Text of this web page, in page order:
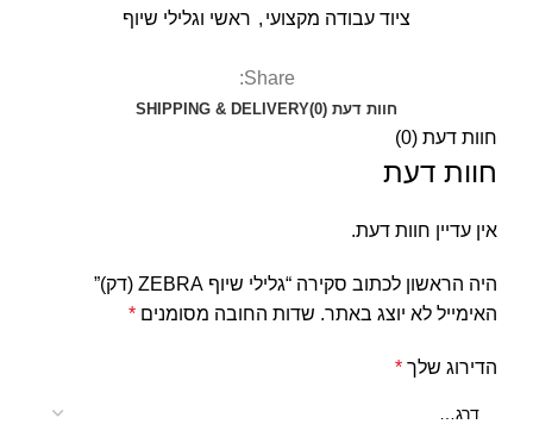
ציוד עבודה מקצועי , ראשי וגלילי שיוף
Share:
חוות דעת (0) SHIPPING & DELIVERY
חוות דעת (0)
חוות דעת
אין עדיין חוות דעת.
היה הראשון לכתוב סקירה “גלילי שיוף ZEBRA (דק)”
האימייל לא יוצג באתר. שדות החובה מסומנים *
הדירוג שלך *